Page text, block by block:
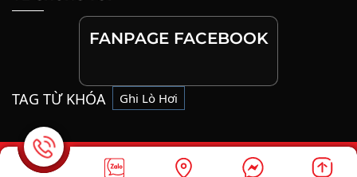
FANPAGE FACEBOOK
TAG TỪ KHÓA Ghi Lò Hơi
Copyright © NỒI HƠI ĐÔNG ANH